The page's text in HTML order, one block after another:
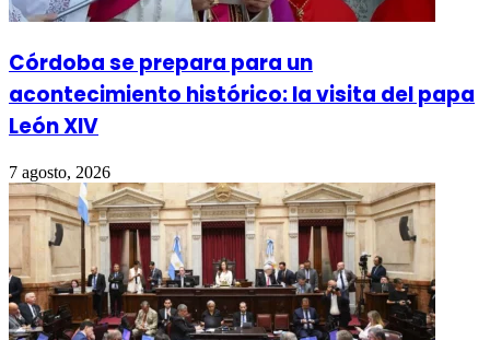
Córdoba se prepara para un
acontecimiento histórico: la visita del papa
León XIV
7 agosto, 2026